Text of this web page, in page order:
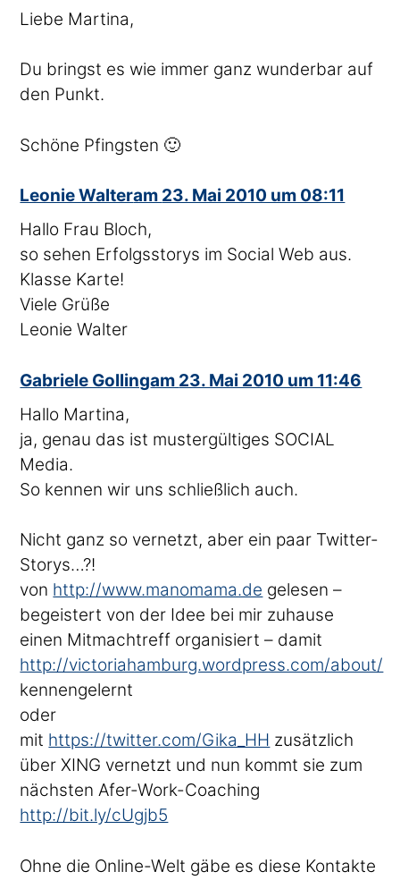
Liebe Martina,
Du bringst es wie immer ganz wunderbar auf
den Punkt.
Schöne Pfingsten 🙂
Leonie Waltersagte
am 23. Mai 2010 um 08:11
Hallo Frau Bloch,
so sehen Erfolgsstorys im Social Web aus.
Klasse Karte!
Viele Grüße
Leonie Walter
Gabriele Gollingsagte
am 23. Mai 2010 um 11:46
Hallo Martina,
ja, genau das ist mustergültiges SOCIAL
Media.
So kennen wir uns schließlich auch.
Nicht ganz so vernetzt, aber ein paar Twitter-
Storys…?!
von http://www.manomama.de gelesen –
begeistert von der Idee bei mir zuhause
einen Mitmachtreff organisiert – damit
http://victoriahamburg.wordpress.com/about/
kennengelernt
oder
mit https://twitter.com/Gika_HH zusätzlich
über XING vernetzt und nun kommt sie zum
nächsten Afer-Work-Coaching
http://bit.ly/cUgjb5
Ohne die Online-Welt gäbe es diese Kontakte